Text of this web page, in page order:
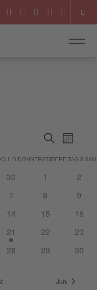
Suche
Suche
Monat
D DONNERSTAG
FFREITAG S
0
30
01
0
2
0
7
0
8
0
9
014
015
016
1
Veranstaltung
21
0
22
0
23
0
28
0
29
0
30
Juni